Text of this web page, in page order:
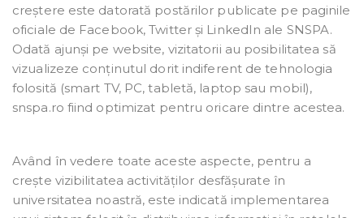
creștere este datorată postărilor publicate pe paginile
oficiale de Facebook, Twitter și LinkedIn ale SNSPA.
Odată ajunși pe website, vizitatorii au posibilitatea să
vizualizeze conținutul dorit indiferent de tehnologia
folosită (smart TV, PC, tabletă, laptop sau mobil),
snspa.ro fiind optimizat pentru oricare dintre acestea.
Având în vedere toate aceste aspecte, pentru a
crește vizibilitatea activităților desfășurate în
universitatea noastră, este indicată implementarea